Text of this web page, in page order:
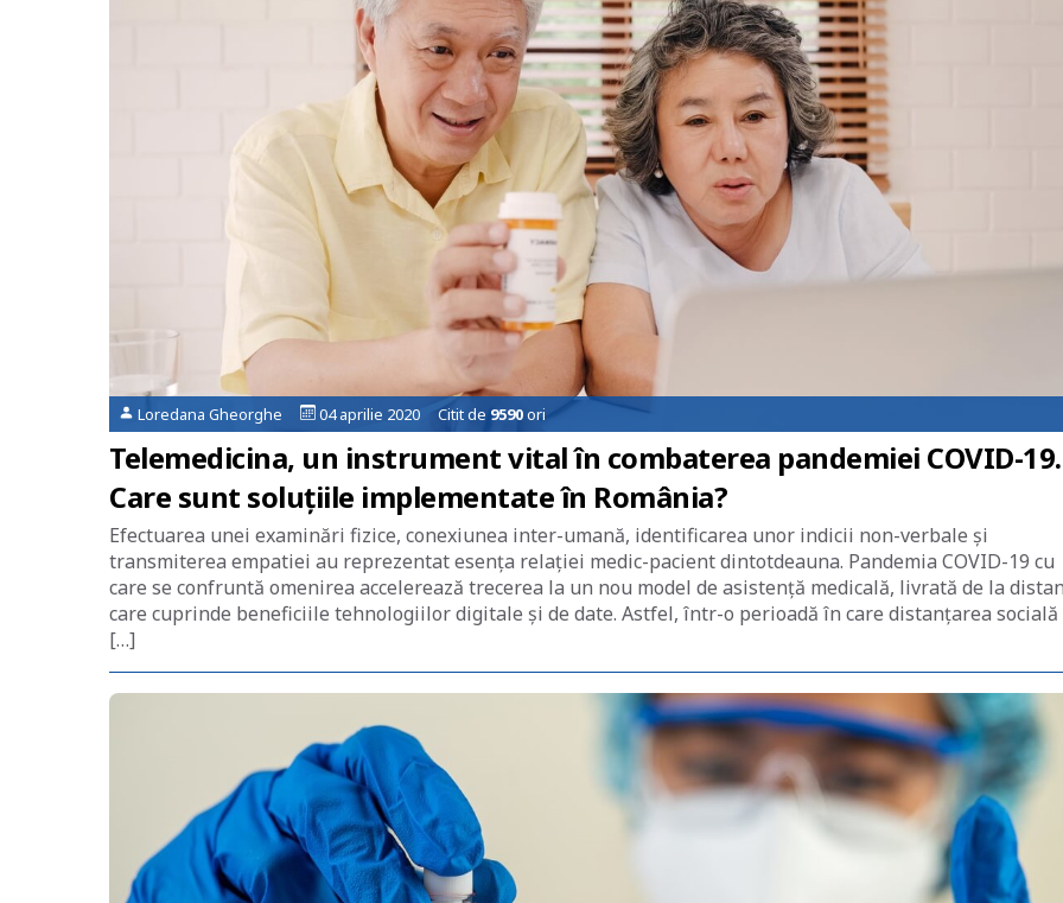
Loredana Gheorghe 04 aprilie 2020 Citit de 9590ori
Telemedicina, un instrument vital în combaterea pandemiei COVID-19.
Care sunt soluțiile implementate în România?
Efectuarea unei examinări fizice, conexiunea inter-umană, identificarea unor indicii non-verbale și
transmiterea empatiei au reprezentat esența relației medic-pacient dintotdeauna. Pandemia COVID-19 cu
care se confruntă omenirea accelerează trecerea la un nou model de asistență medicală, livrată de la
care cuprinde beneficiile tehnologiilor digitale și de date. Astfel, într-o perioadă în care distanțarea socială
[…]